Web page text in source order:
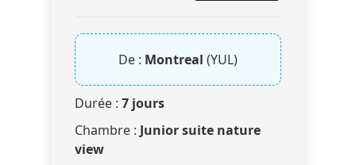
De : Montreal (YUL)
Durée : 7 jours
Chambre : Junior suite nature
view